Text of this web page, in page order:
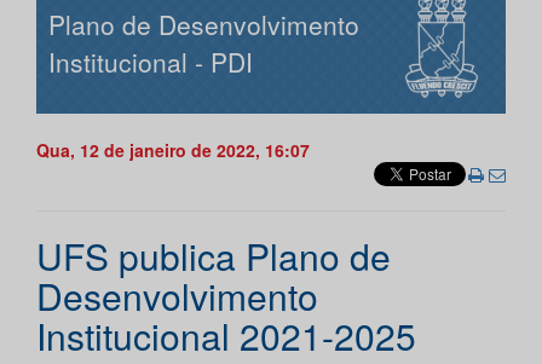
Plano de Desenvolvimento
Institucional - PDI
Qua, 12 de janeiro de 2022, 16:07
UFS publica Plano de
Desenvolvimento
Institucional 2021-2025